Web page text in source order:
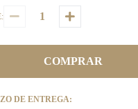
COMPRAR
DE ENTREGA: